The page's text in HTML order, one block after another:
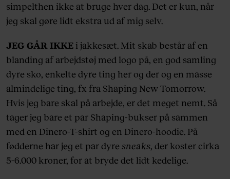
simpelthen ikke at bruge hver dag. Det er kun, når
jeg skal gøre lidt ekstra ud af mig selv.
JEG GÅR IKKE i jakkesæt. Mit skab består af en
blanding af arbejdstøj med logo på, en god samling
dyre sko, enkelte dyre ting her og der og en masse
almindelige ting, fx fra Shaping New Tomorrow.
Hvis jeg bare skal på arbejde, er det meget nemt. Så
tager jeg bare et par Shaping-bukser på sammen
med en Dinero-T-shirt og en Dinero-hoodie. På
fødderne har jeg et par dyre sneaks, der koster cirka
5-6.000 kroner, for at bryde det lidt kedelige.